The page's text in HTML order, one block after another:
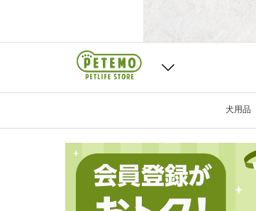
犬用品